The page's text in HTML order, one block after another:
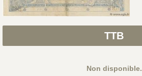
TTB
Non disponible.